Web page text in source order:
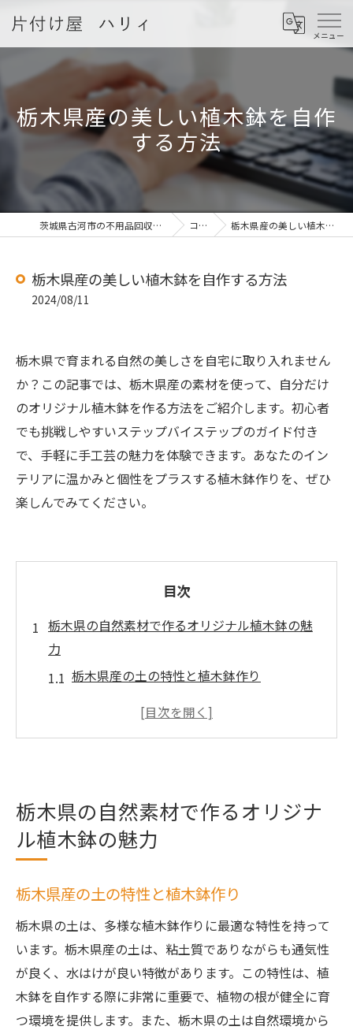
栃木県産の美しい植木鉢を自作
する方法
茨城県古河市の不用品回収なら片付け屋 ハリィ コラム 栃木県産の美しい植木鉢を自作する方法
栃木県産の美しい植木鉢を自作する方法
2024/08/11
栃木県で育まれる自然の美しさを自宅に取り入れません
か？この記事では、栃木県産の素材を使って、自分だけ
のオリジナル植木鉢を作る方法をご紹介します。初心者
でも挑戦しやすいステップバイステップのガイド付き
で、手軽に手工芸の魅力を体験できます。あなたのイン
テリアに温かみと個性をプラスする植木鉢作りを、ぜひ
楽しんでみてください。
目次
栃木県の自然素材で作るオリジナル植木鉢の魅
力
栃木県産の土の特性と植木鉢作り
自然素材がもたらす植木鉢の風合い
栃木県の伝統工芸と植木鉢の関係
自然の恵みを感じるオリジナル植木鉢の魅
初心者必見！栃木県産素材を使った植木鉢の手
作りガイド
材料の準備と基本的な道具の紹介
初心者でも簡単にできる植木鉢の作り方
植木鉢作りに必要な基本スキル
栃木県産素材の取り扱い方法
栃木県の自然素材で作るオリジナ
ル植木鉢の魅力
栃木県産の土の特性と植木鉢作り
栃木県の土は、多様な植木鉢作りに最適な特性を持って
います。栃木県産の土は、粘土質でありながらも通気性
が良く、水はけが良い特徴があります。この特性は、植
木鉢を自作する際に非常に重要で、植物の根が健全に育
つ環境を提供します。また、栃木県の土は自然環境から